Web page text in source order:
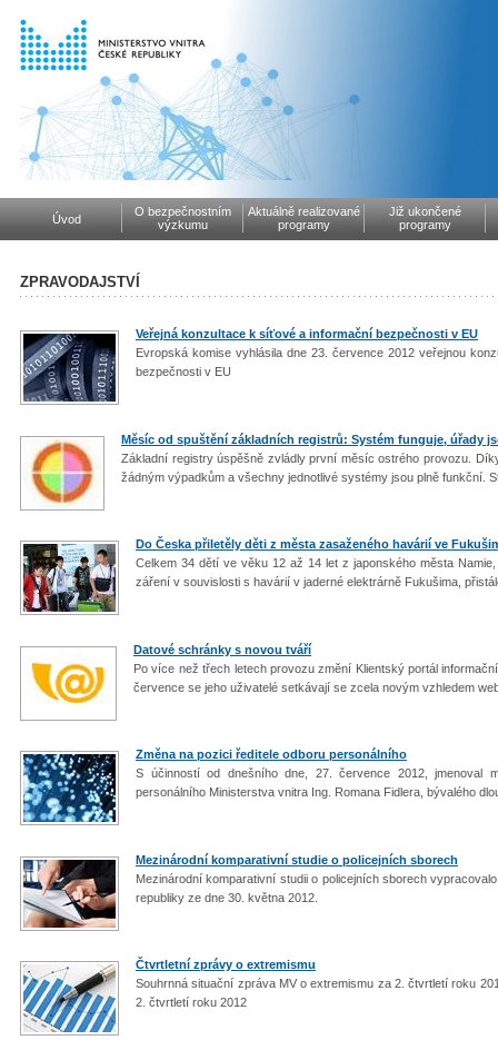
Úvod
O bezpečnostním
výzkumu
Aktuálně realizované
programy
Již ukončené
programy
ZPRAVODAJSTVÍ
Veřejná konzultace k síťové a informační bezpečnosti v EU
Evropská komise vyhlásila dne 23. července 2012 veřejnou
bezpečnosti v EU
Měsíc od spuštění základních registrů: Systém funguje, úřady
Základní registry úspěšně zvládly první měsíc ostrého provozu.
žádným výpadkům a všechny jednotlivé systémy jsou plně funkční.
Do Česka přiletěly děti z města zasaženého havárií ve
Celkem 34 dětí ve věku 12 až 14 let z japonského města
záření v souvislosti s havárií v jaderné elektrárně Fukušima,
Datové schránky s novou tváří
Po více než třech letech provozu změní Klientský portál
července se jeho uživatelé setkávají se zcela novým vzhledem
Změna na pozici ředitele odboru personálního
S účinností od dnešního dne, 27. července 2012, jmenoval
personálního Ministerstva vnitra Ing. Romana Fidlera, bývalého
Mezinárodní komparativní studie o policejních sborech
Mezinárodní komparativní studii o policejních sborech
republiky ze dne 30. května 2012.
Čtvrtletní zprávy o extremismu
Souhrnná situační zpráva MV o extremismu za 2. čtvrtletí roku
2. čtvrtletí roku 2012